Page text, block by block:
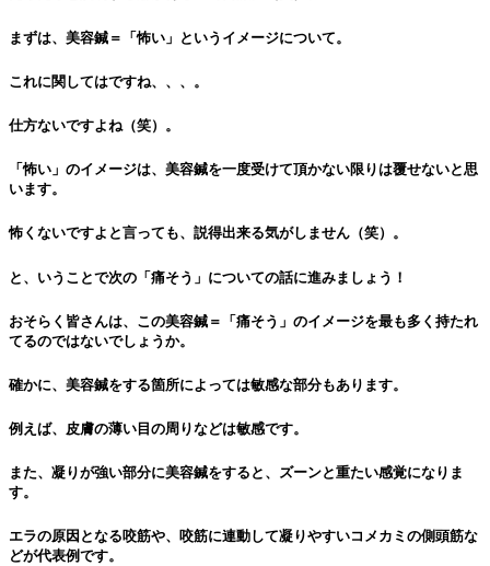
まずは、美容鍼＝「怖い」というイメージについて。
これに関してはですね、、、。
仕方ないですよね（笑）。
「怖い」のイメージは、美容鍼を一度受けて頂かない限りは覆せないと思
います。
怖くないですよと言っても、説得出来る気がしません（笑）。
と、いうことで次の「痛そう」についての話に進みましょう！
おそらく皆さんは、この美容鍼＝「痛そう」のイメージを最も多く持たれ
てるのではないでしょうか。
確かに、美容鍼をする箇所によっては敏感な部分もあります。
例えば、皮膚の薄い目の周りなどは敏感です。
また、凝りが強い部分に美容鍼をすると、ズーンと重たい感覚になりま
す。
エラの原因となる咬筋や、咬筋に連動して凝りやすいコメカミの側頭筋な
どが代表例です。